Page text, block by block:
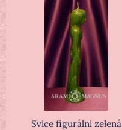
Svíce figurální zelená